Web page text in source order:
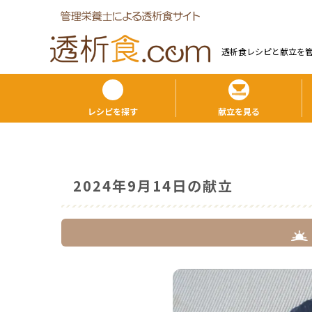
透析食レシピと献⽴を
レシピを探す 献立を見る
2024年9月14日の献立